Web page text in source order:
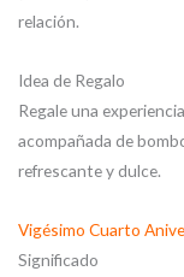
relación.
Idea de Regalo
Regale una
acompañada de
refrescante y dulce.
Vigésimo Cuarto
Significado